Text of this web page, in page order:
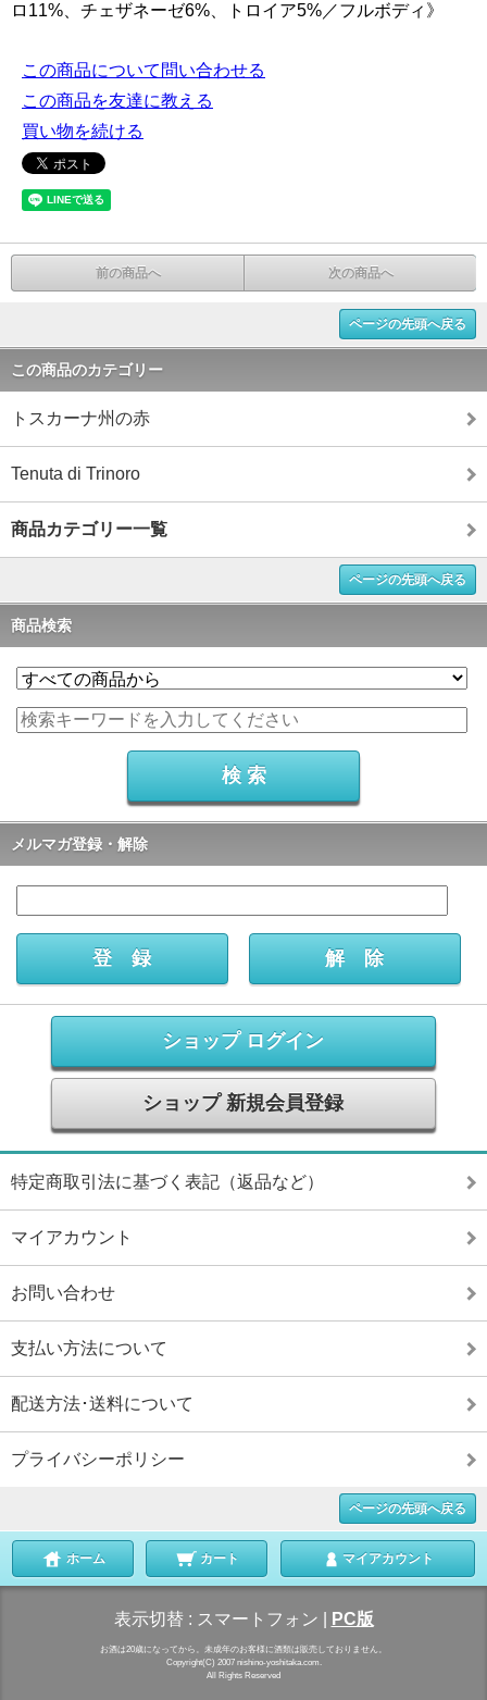
ロ11%、チェザネーゼ6%、トロイア5%／フルボディ》
この商品について問い合わせる
この商品を友達に教える
買い物を続ける
前の商品へ 次の商品へ
ページの先頭へ戻る
この商品のカテゴリー
トスカーナ州の赤
Tenuta di Trinoro
商品カテゴリー一覧
ページの先頭へ戻る
商品検索
メルマガ登録・解除
ショップ ログイン
ショップ 新規会員登録
特定商取引法に基づく表記（返品など）
マイアカウント
お問い合わせ
支払い方法について
配送方法･送料について
プライバシーポリシー
ページの先頭へ戻る
ホーム カート マイアカウント
表示切替 : スマートフォン PC版
お酒は20歳になってから。未成年のお客様に酒類は販売しておりません。
Copyright(C) 2007 nishino-yoshitaka.com.
All Rights Reserved